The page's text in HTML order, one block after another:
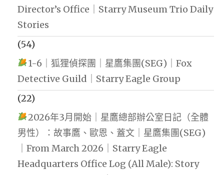
Director’s Office｜Starry Museum Trio Daily
Stories
(54)
1-6｜狐狸偵探團｜星鷹集團(SEG)｜Fox
Detective Guild｜Starry Eagle Group
(22)
2026年3月開始｜星鷹總部辦公室日記（全體
男性）：故事鷹、歐恩、蓋文｜星鷹集團(SEG)
｜From March 2026｜Starry Eagle
Headquarters Office Log (All Male): Story